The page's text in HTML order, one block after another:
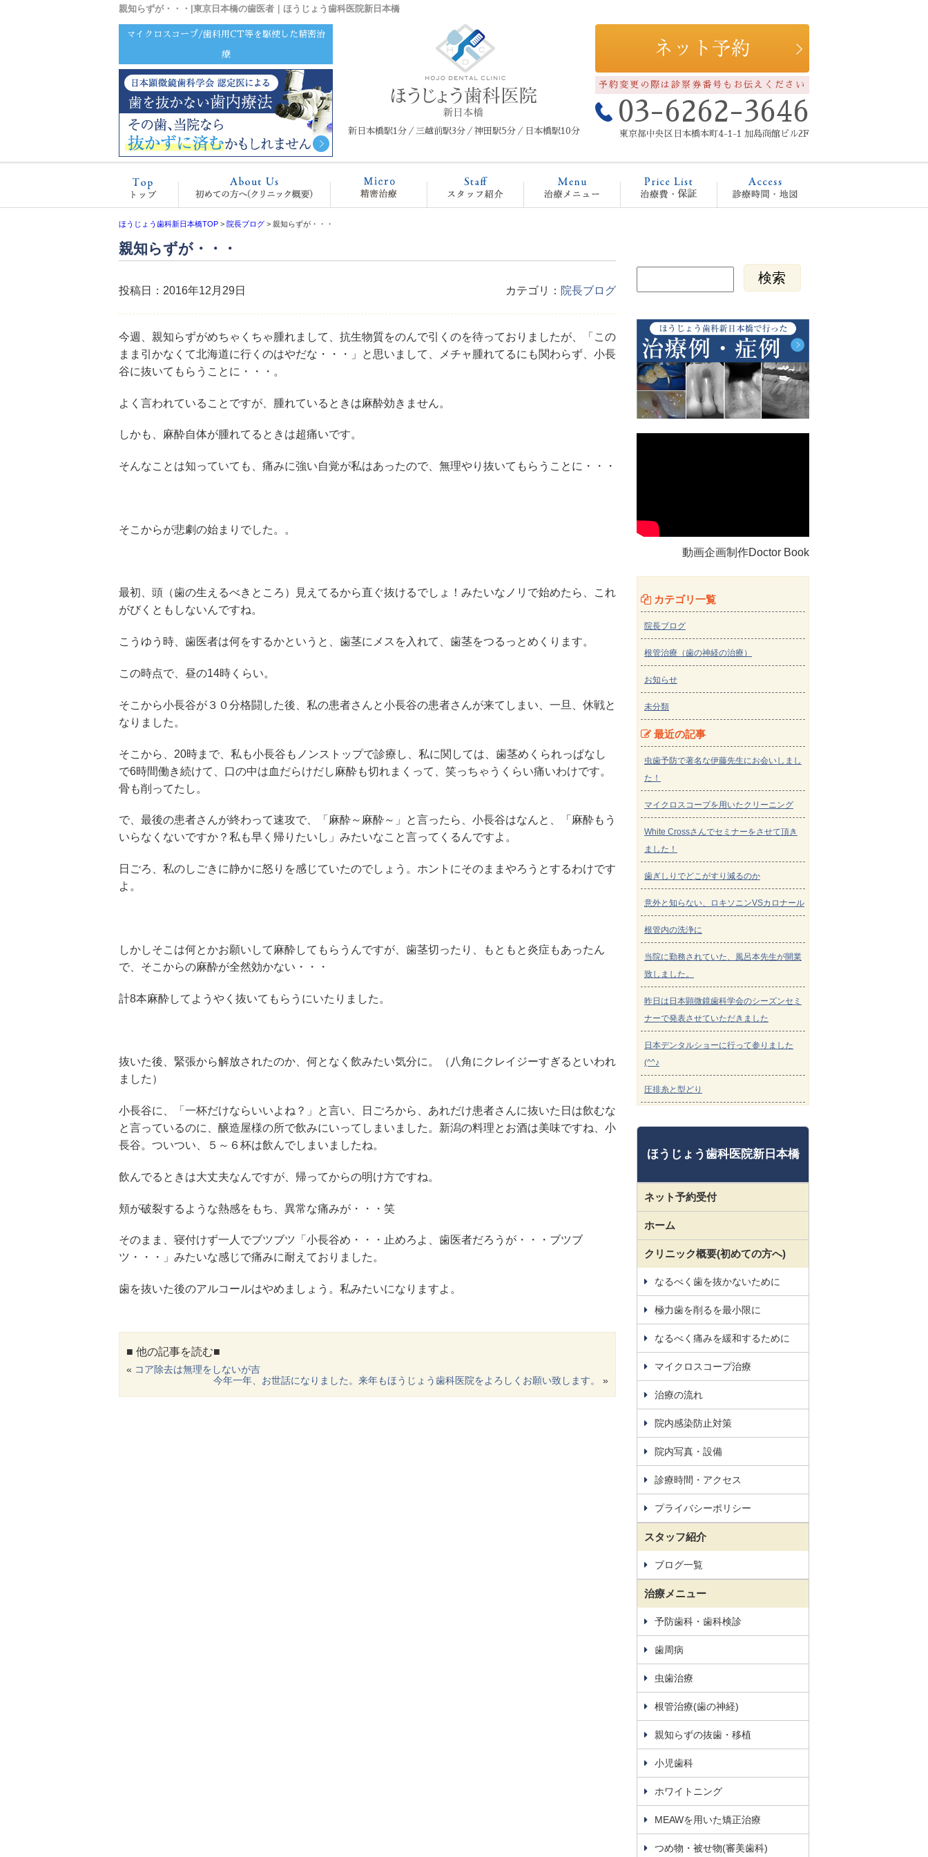
親知らずが・・・|東京日本橋の歯医者｜ほうじょう歯科医院新日本橋
マイクロスコープ/歯科用CT等を駆使した精密治
療
新日本橋駅1分／三越前駅3分／神田駅5分／日本橋駅10分
予約変更の際は診察券番号もお伝えください
03-6262-3646
東京都中央区日本橋本町4-1-1 加島商館ビル2F
クリニック概要(初めての方へ)
マイクロスコープ治療スタッフ紹介 治療メニュー 治療費・保証
ほうじょう歯科新日本橋TOP > 院長ブログ > 親知らずが・・・
親知らずが・・・
投稿日：2016年12月29日 カテゴリ： 院長ブログ
今週、親知らずがめちゃくちゃ腫れまして、抗生物質をのんで引くのを待っておりましたが、「この
まま引かなくて北海道に行くのはやだな・・・」と思いまして、メチャ腫れてるにも関わらず、小長
谷に抜いてもらうことに・・・。
よく言われていることですが、腫れているときは麻酔効きません。
しかも、麻酔自体が腫れてるときは超痛いです。
そんなことは知っていても、痛みに強い自覚が私はあったので、無理やり抜いてもらうことに・・・
そこからが悲劇の始まりでした。。
最初、頭（歯の生えるべきところ）見えてるから直ぐ抜けるでしょ！みたいなノリで始めたら、これ
がびくともしないんですね。
こうゆう時、歯医者は何をするかというと、歯茎にメスを入れて、歯茎をつるっとめくります。
この時点で、昼の14時くらい。
そこから小長谷が３０分格闘した後、私の患者さんと小長谷の患者さんが来てしまい、一旦、休戦と
なりました。
そこから、20時まで、私も小長谷もノンストップで診療し、私に関しては、歯茎めくられっぱなし
で6時間働き続けて、口の中は血だらけだし麻酔も切れまくって、笑っちゃうくらい痛いわけです。
骨も削ってたし。
で、最後の患者さんが終わって速攻で、「麻酔～麻酔～」と言ったら、小長谷はなんと、「麻酔もう
いらなくないですか？私も早く帰りたいし」みたいなこと言ってくるんですよ。
日ごろ、私のしごきに静かに怒りを感じていたのでしょう。ホントにそのままやろうとするわけです
よ。
しかしそこは何とかお願いして麻酔してもらうんですが、歯茎切ったり、もともと炎症もあったん
で、そこからの麻酔が全然効かない・・・
計8本麻酔してようやく抜いてもらうにいたりました。
抜いた後、緊張から解放されたのか、何となく飲みたい気分に。（八角にクレイジーすぎるといわれ
ました）
小長谷に、「一杯だけならいいよね？」と言い、日ごろから、あれだけ患者さんに抜いた日は飲むな
と言っているのに、醸造屋様の所で飲みにいってしまいました。新潟の料理とお酒は美味ですね、小
長谷。ついつい、５～６杯は飲んでしまいましたね。
飲んでるときは大丈夫なんですが、帰ってからの明け方ですね。
頬が破裂するような熱感をもち、異常な痛みが・・・笑
そのまま、寝付けず一人でブツブツ「小長谷め・・・止めろよ、歯医者だろうが・・・ブツブ
ツ・・・」みたいな感じで痛みに耐えておりました。
歯を抜いた後のアルコールはやめましょう。私みたいになりますよ。
■ 他の記事を読む■
« コア除去は無理をしないが吉
今年一年、お世話になりました。来年もほうじょう歯科医院をよろしくお願い致します。
»
動画企画制作Doctor Book
カテゴリ一覧
院長ブログ
根管治療（歯の神経の治療）
お知らせ
未分類
最近の記事
虫歯予防で著名な伊藤先生にお会いしまし
た！
マイクロスコープを用いたクリーニング
White Crossさんでセミナーをさせて頂き
ました！
歯ぎしりでどこがすり減るのか
意外と知らない、ロキソニンVSカロナール
根管内の洗浄に
当院に勤務されていた、風呂本先生が開業
致しました。
昨日は日本顕微鏡歯科学会のシーズンセミ
ナーで発表させていただきました
日本デンタルショーに行って参りました
(^^♪
圧排糸と型どり
ほうじょう歯科医院新日本橋
ネット予約受付
ホーム
クリニック概要(初めての方へ)
なるべく歯を抜かないために
極力歯を削るを最小限に
なるべく痛みを緩和するために
マイクロスコープ治療
治療の流れ
院内感染防止対策
院内写真・設備
診療時間・アクセス
プライバシーポリシー
スタッフ紹介
ブログ一覧
治療メニュー
予防歯科・歯科検診
歯周病
虫歯治療
根管治療(歯の神経)
親知らずの抜歯・移植
小児歯科
ホワイトニング
MEAWを用いた矯正治療
つめ物・被せ物(審美歯科)